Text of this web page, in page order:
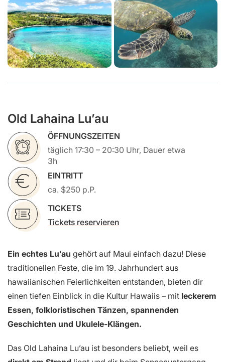
Old Lahaina Lu’au
ÖFFNUNGSZEITEN
täglich 17:30 – 20:30 Uhr, Dauer etwa
3h
EINTRITT
ca. $250 p.P.
TICKETS
Tickets reservieren
Ein echtes Lu’au gehört auf Maui einfach dazu! Diese
traditionellen Feste, die im 19. Jahrhundert aus
hawaiianischen Feierlichkeiten entstanden, bieten dir
einen tiefen Einblick in die Kultur Hawaiis – mit leckerem
Essen, folkloristischen Tänzen, spannenden
Geschichten und Ukulele-Klängen.
Das Old Lahaina Lu’au ist besonders beliebt, weil es